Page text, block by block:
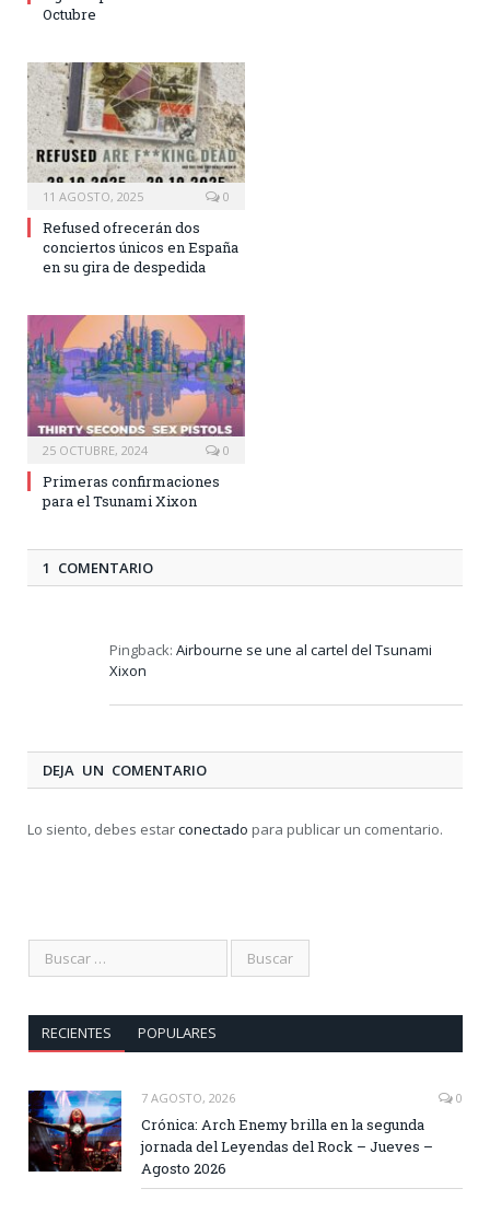
Octubre
11 AGOSTO, 2025 0
Refused ofrecerán dos
conciertos únicos en España
en su gira de despedida
25 OCTUBRE, 2024 0
Primeras confirmaciones
para el Tsunami Xixon
1 COMENTARIO
Pingback: Airbourne se une al cartel del Tsunami
Xixon
DEJA UN COMENTARIO
Lo siento, debes estarconectado para publicar un comentario.
RECIENTES POPULARES
7 AGOSTO, 2026 0
Crónica: Arch Enemy brilla en la segunda
jornada del Leyendas del Rock – Jueves –
Agosto 2026